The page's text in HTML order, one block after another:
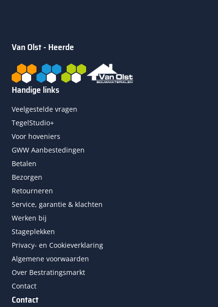
Van Olst - Heerde
Handige links
Veelgestelde vragen
TegelStudio+
Voor hoveniers
GWW Aanbestedingen
Betalen
Bezorgen
Retourneren
Service, garantie & klachten
Werken bij
Stageplekken
Privacy- en Cookieverklaring
Algemene voorwaarden
Over Bestratingsmarkt
Contact
Contact